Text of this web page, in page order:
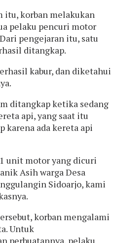
itu, korban melakukan
pelaku pencuri motor
pengejaran itu, satu
ditangkap.
kabur, dan diketahui
ditangkap ketika sedang
api, yang saat itu
karena ada kereta api
unit motor yang dicuri
Asih warga Desa
Sidoarjo, kami
korban mengalami
Untuk
perbuatannya, pelaku